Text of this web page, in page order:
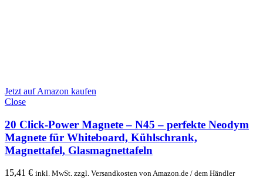
Jetzt auf Amazon kaufen
Close
20 Click-Power Magnete – N45 – perfekte Neodym
Magnete für Whiteboard, Kühlschrank,
Magnettafel, Glasmagnettafeln
15,41 € inkl. MwSt. zzgl. Versandkosten von Amazon.de / dem Händler